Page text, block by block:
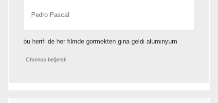
Pedro Pascal
bu herifi de her filmde gormekten gina geldi aluminyum
Chronos beğendi